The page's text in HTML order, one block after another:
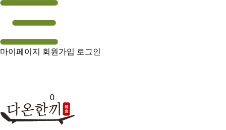
마이페이지 회원가입 로그인
0